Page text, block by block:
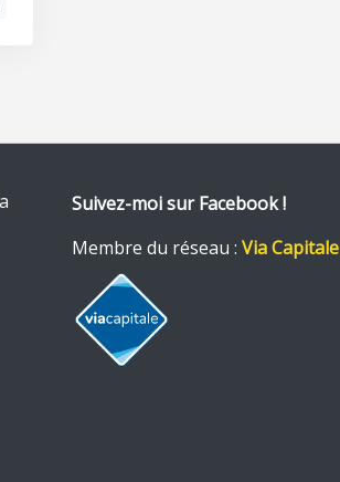
Suivez-moi sur Facebook !
Membre du réseau : Via Capitale